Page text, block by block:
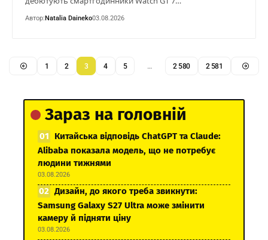
Автор:Natalia Daineko03.08.2026
1 2 3 4 5 … 2 580 2 581
Зараз на головній
Китайська відповідь ChatGPT та Claude:
Alibaba показала модель, що не потребує
людини тижнями
03.08.2026
Дизайн, до якого треба звикнути:
Samsung Galaxy S27 Ultra може змінити
камеру й підняти ціну
03.08.2026